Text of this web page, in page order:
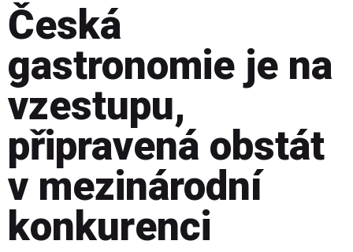
Česká
gastronomie je na
vzestupu,
připravená obstát
v mezinárodní
konkurenci